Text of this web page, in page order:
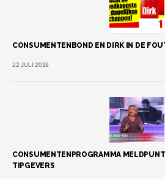
CONSUMENTENBOND EN DIRK IN DE
22 JULI 2019
CONSUMENTENPROGRAMMA
TIPGEVERS